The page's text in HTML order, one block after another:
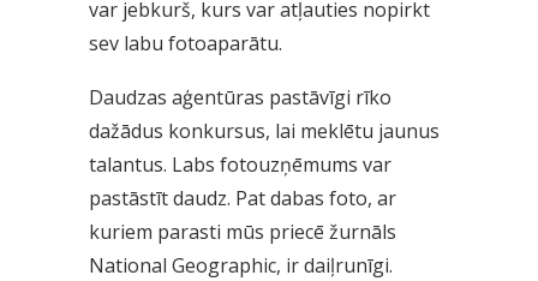
var jebkurš, kurs var atļauties nopirkt
sev labu fotoaparātu.
Daudzas aģentūras pastāvīgi rīko
dažādus konkursus, lai meklētu jaunus
talantus. Labs fotouzņēmums var
pastāstīt daudz. Pat dabas foto, ar
kuriem parasti mūs priecē žurnāls
National Geographic, ir daiļrunīgi.